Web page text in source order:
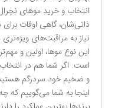
انتخاب و خرید موهای
ذاتی‌شان، گاهی اوقات
نیاز به مراقبت‌های
این نوع موها، اولین و
است. اگر شما هم در
و ضخیم خود سردرگم
اینجا به شما می‌گوییم که